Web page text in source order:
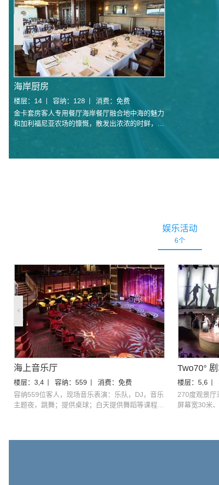
海岸厨房
楼层： 14 容纳： 128 消费： 免费
金卡套房客人专用餐厅海岸餐厅融合地中海的魅力
和加利福尼亚农场的慷慨，散发出浓浓的时鲜，从
托斯卡纳葡萄佳酿。 金卡套房为：RL, OL,GL,
娱乐活动
6个
海上音乐厅
楼层： 3,4 容纳： 559 消费： 免费
容纳559位客人，现场音乐表演：乐队，DJ，音乐
主题夜，跳舞；提供桌球；白天提供舞蹈等课程，
Two70°
楼层： 5,6
270度观景厅
屏幕宽30米